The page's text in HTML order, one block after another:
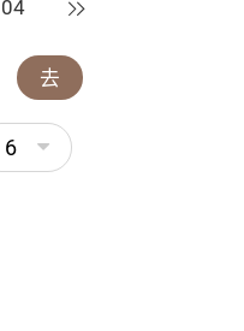
6
04 下一頁
去